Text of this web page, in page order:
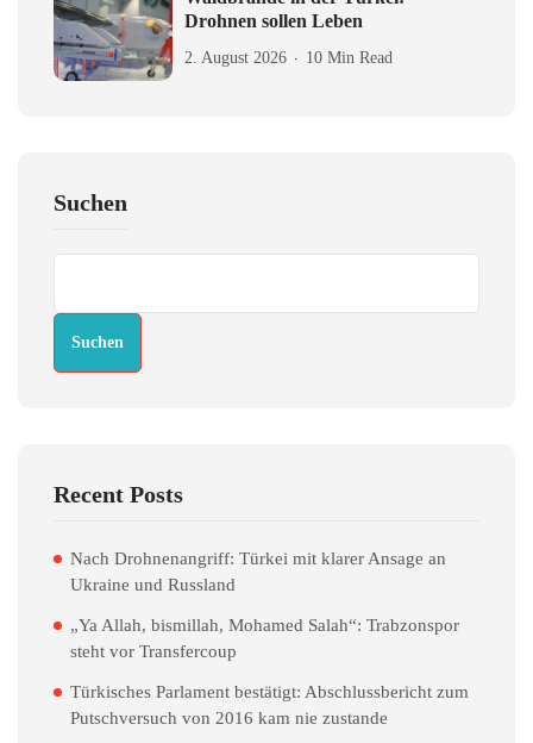
Drohnen sollen Leben
2. August 2026 10 Min Read
Suchen
Suchen
Recent Posts
Nach Drohnenangriff: Türkei mit klarer Ansage an
Ukraine und Russland
„Ya Allah, bismillah, Mohamed Salah“: Trabzonspor
steht vor Transfercoup
Türkisches Parlament bestätigt: Abschlussbericht zum
Putschversuch von 2016 kam nie zustande